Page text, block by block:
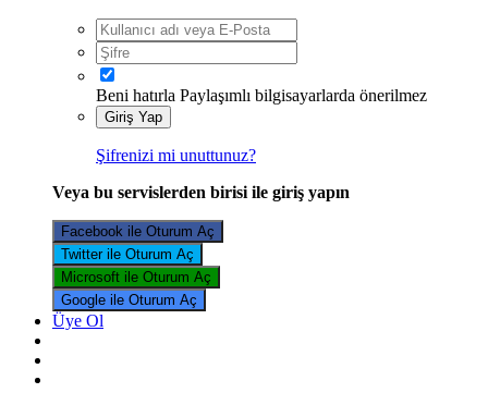
Beni hatırla Paylaşımlı bilgisayarlarda önerilmez
Giriş Yap
Şifrenizi mi unuttunuz?
Veya bu servislerden birisi ile giriş yapın
Facebook ile Oturum Aç
Twitter ile Oturum Aç
Microsoft ile Oturum Aç
Google ile Oturum Aç
Üye Ol